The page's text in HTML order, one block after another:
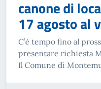
canone di
17 agosto al
C’è tempo fino al
presentare richiesta
Il Comune di